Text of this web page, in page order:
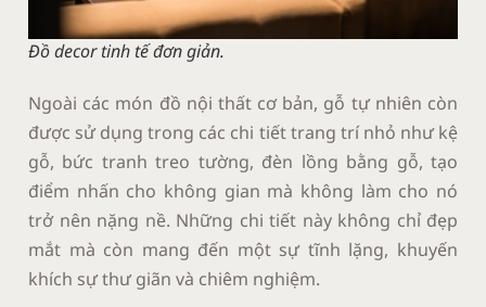
Đồ decor tinh tế đơn giản.
Ngoài các món đồ nội thất cơ bản, gỗ tự nhiên còn
được sử dụng trong các chi tiết trang trí nhỏ như kệ
gỗ, bức tranh treo tường, đèn lồng bằng gỗ, tạo
điểm nhấn cho không gian mà không làm cho nó
trở nên nặng nề. Những chi tiết này không chỉ đẹp
mắt mà còn mang đến một sự tĩnh lặng, khuyến
khích sự thư giãn và chiêm nghiệm.